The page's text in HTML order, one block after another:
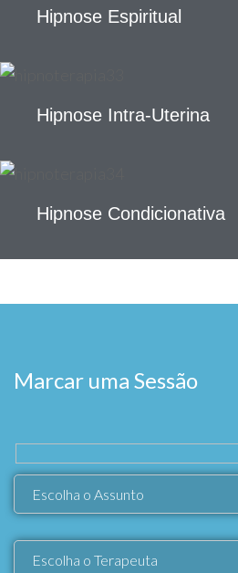
Hipnose Espiritual
Hipnose Intra-Uterina
Hipnose Condicionativa
Marcar uma Sessão​